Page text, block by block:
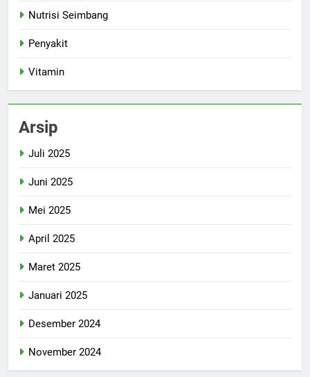
Nutrisi Seimbang
Penyakit
Vitamin
Arsip
Juli 2025
Juni 2025
Mei 2025
April 2025
Maret 2025
Januari 2025
Desember 2024
November 2024